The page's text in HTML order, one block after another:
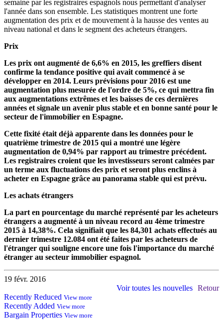
semaine par les registraires espagnols nous permettant d'analyser
l'année dans son ensemble. Les statistiques montrent une forte
augmentation des prix et de mouvement à la hausse des ventes au
niveau national et dans le segment des acheteurs étrangers.
Prix
Les prix ont augmenté de 6,6% en 2015, les greffiers disent
confirme la tendance positive qui avait commencé à se
développer en 2014. Leurs prévisions pour 2016 est une
augmentation plus mesurée de l'ordre de 5%, ce qui mettra fin
aux augmentations extrêmes et les baisses de ces dernières
années et signale un avenir plus stable et en bonne santé pour le
secteur de l'immobilier en Espagne.
Cette fixité était déjà apparente dans les données pour le
quatrième trimestre de 2015 qui a montré une légère
augmentation de 0,94% par rapport au trimestre précédent.
Les registraires croient que les investisseurs seront calmées par
un terme aux fluctuations des prix et seront plus enclins à
acheter en Espagne grâce au panorama stable qui est prévu.
Les achats étrangers
La part en pourcentage du marché représenté par les acheteurs
étrangers a augmenté à un niveau record au 4ème trimestre
2015 à 14,38%. Cela signifiait que les 84,301 achats effectués au
dernier trimestre 12.084 ont été faites par les acheteurs de
l'étranger qui souligne encore une fois l'importance du marché
étranger au secteur immobilier espagnol.
19 févr. 2016
Retour
Voir toutes les nouvelles
Recently Reduced View more
Recently Added View more
Bargain Properties View more